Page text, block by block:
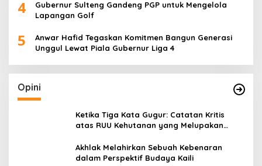
4
Gubernur Sulteng Gandeng PGP untuk Mengelola
Lapangan Golf
5
Anwar Hafid Tegaskan Komitmen Bangun Generasi
Unggul Lewat Piala Gubernur Liga 4
Opini
Ketika Tiga Kata Gugur: Catatan Kritis
atas RUU Kehutanan yang Melupakan
Akhlak Melahirkan Sebuah Kebenaran
dalam Perspektif Budaya Kaili